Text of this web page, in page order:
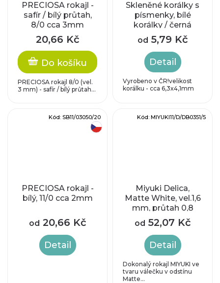
PRECIOSA rokajl -
safír / bílý průtah,
8/0 cca 3mm
20,66 Kč
Do košíku
PRECIOSA rokajl 8/0 (vel.
3 mm) - safír / bílý průtah...
Skleněné korálky s
písmenky, bílé
korálky / černá
písmenka
od 5,79 Kč
Detail
Vyrobeno v ČR!velikost
korálku - cca 6,3x4,1mm
PRECIOSA rokajl -
bílý, 11/0 cca 2mm
od 20,66 Kč
Detail
Kód: SB11/03050/20
Miyuki Delica,
Matte White, vel.1,6
mm, průtah 0,8
mm
od 52,07 Kč
Detail
Dokonalý rokajl MIYUKI ve
tvaru válečku v odstínu
Matte...
Kód: MIYUKI11/D/DB0351/5